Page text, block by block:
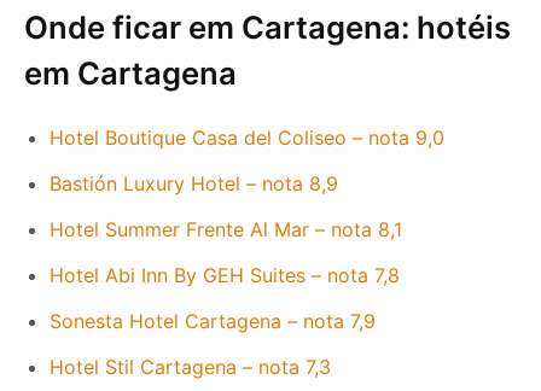
Onde ficar em Cartagena: hotéis
em Cartagena
Hotel Boutique Casa del Coliseo – nota 9,0
Bastión Luxury Hotel – nota 8,9
Hotel Summer Frente Al Mar – nota 8,1
Hotel Abi Inn By GEH Suites – nota 7,8
Sonesta Hotel Cartagena – nota 7,9
Hotel Stil Cartagena – nota 7,3